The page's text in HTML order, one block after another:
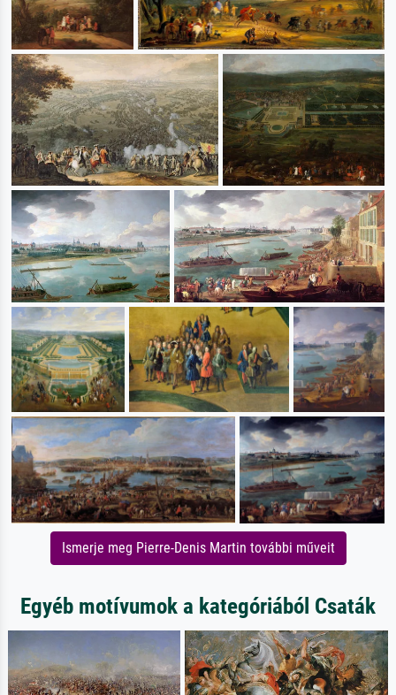
Ismerje meg Pierre-Denis Martin további műveit
Egyéb motívumok a kategóriából Csaták